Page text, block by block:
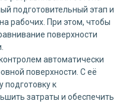
подготовительный этап и
рабочих. При этом, чтобы
поверхности
автоматически
поверхности. С её
к
затраты и обеспечить